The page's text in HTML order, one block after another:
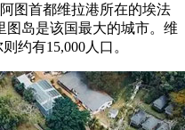
图首都维拉港所在的埃法
图岛是该国最大的城市。维
约有15,000人口。